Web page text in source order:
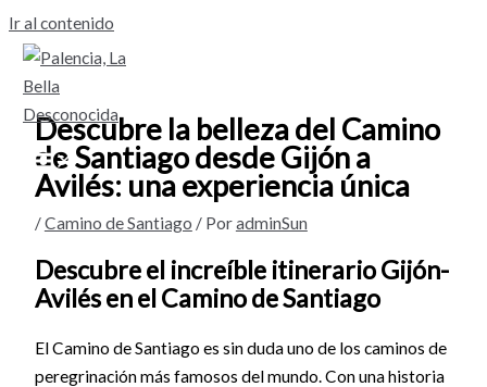
Ir al contenido
Descubre la belleza del Camino
de Santiago desde Gijón a
Avilés: una experiencia única
/Camino de Santiago / PoradminSun
Descubre el increíble itinerario Gijón-
Avilés en el Camino de Santiago
El Camino de Santiago es sin duda uno de los caminos de
peregrinación más famosos del mundo. Con una historia